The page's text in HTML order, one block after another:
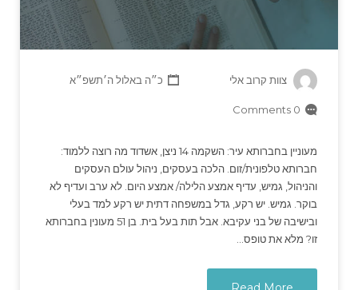
צוות קרוב אלי כ״ה באלול ה׳תשפ״א
0 Comments
מעוניין בחברותא עיר: השקמה 14 ניצן, אשדוד מה רוצה ללמוד:
חברותא טלפונית/זום. הלכה בעסקים, ניהול עולם העסקים
והניהול, גמיש, עדיף אמצע הלילה/ אמצע היום. לא ערב ועדיף לא
בוקר. גמיש. יש רקע, גדל במשפחה דתית יש רקע למד בעלי
ובישיבה של בני עקיבא. אבל תות בעל בית. בן 51 מעונין בחברותא
זו? מלא את טופס…